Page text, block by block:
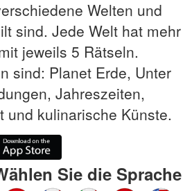
Welten und
sind. Jede Welt hat mehr
jeweils 5 Rätseln.
sind: Planet Erde, Unter
Jahreszeiten,
und kulinarische Künste.
Sie die Sprache